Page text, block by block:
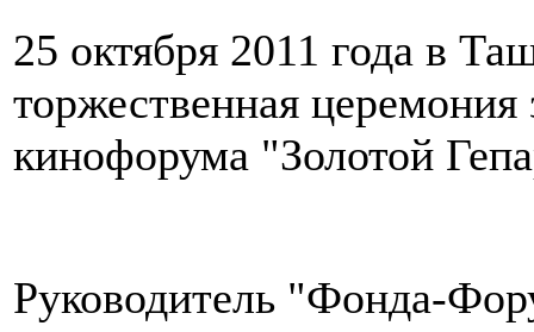
25 октября 2011 года в
торжественная
кинофорума "Золотой
Руководитель "Фонда-